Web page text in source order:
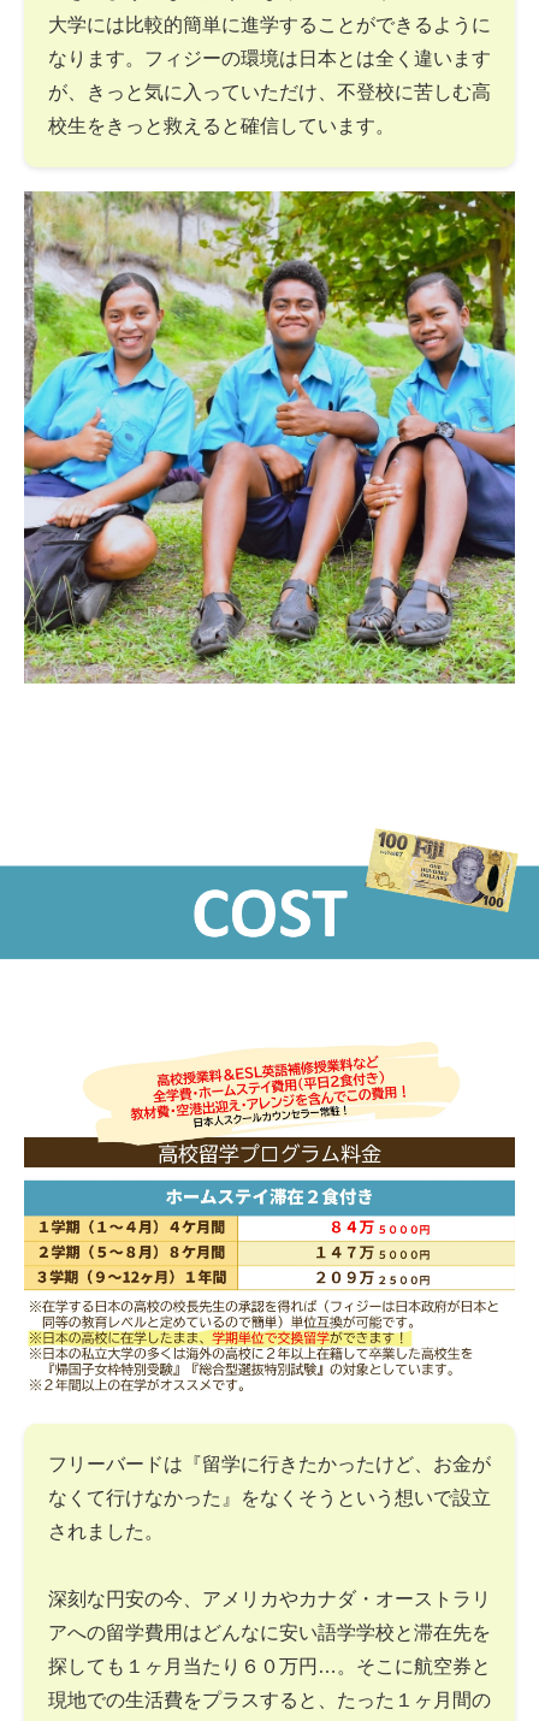
大学には比較的簡単に進学することができるように
なります。フィジーの環境は日本とは全く違います
が、きっと気に入っていただけ、不登校に苦しむ高
校生をきっと救えると確信しています。
フリーバードは『留学に行きたかったけど、お金が
なくて行けなかった』をなくそうという想いで設立
されました。
深刻な円安の今、アメリカやカナダ・オーストラリ
アへの留学費用はどんなに安い語学学校と滞在先を
探しても１ヶ月当たり６０万円…。そこに航空券と
現地での生活費をプラスすると、たった１ヶ月間の